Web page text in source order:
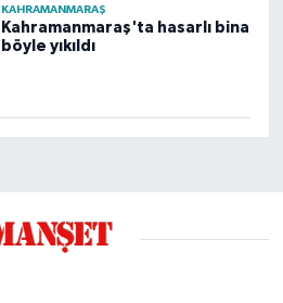
KAHRAMANMARAŞ
Kahramanmaraş'ta hasarlı bina
böyle yıkıldı